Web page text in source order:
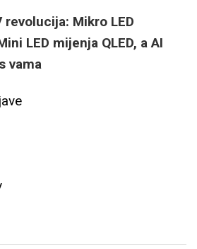
revolucija: Mikro LED
LED mijenja QLED, a AI
vama